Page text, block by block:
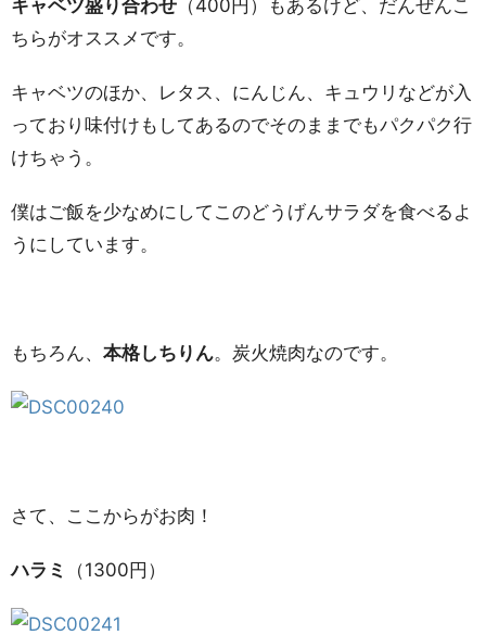
キャベツ盛り合わせ （400円）もあるけど、だんぜんこ
ちらがオススメです。
キャベツのほか、レタス、にんじん、キュウリなどが入
っており味付けもしてあるのでそのままでもパクパク行
けちゃう。
僕はご飯を少なめにしてこのどうげんサラダを食べるよ
うにしています。
もちろん、 本格しちりん。炭火焼肉なのです。
さて、ここからがお肉！
ハラミ （1300円）